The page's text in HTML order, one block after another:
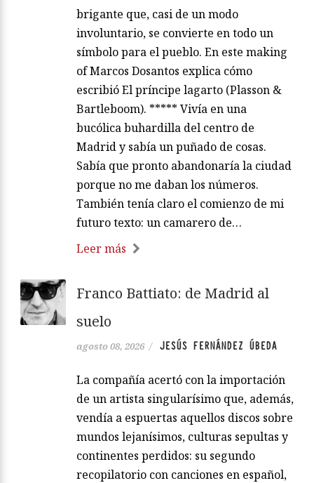
brigante que, casi de un modo
involuntario, se convierte en todo un
símbolo para el pueblo. En este making
of Marcos Dosantos explica cómo
escribió El príncipe lagarto (Plasson &
Bartleboom). ***** Vivía en una
bucólica buhardilla del centro de
Madrid y sabía un puñado de cosas.
Sabía que pronto abandonaría la ciudad
porque no me daban los números.
También tenía claro el comienzo de mi
futuro texto: un camarero de…
Leer más
Franco Battiato: de Madrid al
suelo
agosto 08, 2026 / JESÚS FERNÁNDEZ ÚBEDA
La compañía acertó con la importación
de un artista singularísimo que, además,
vendía a espuertas aquellos discos sobre
mundos lejanísimos, culturas sepultas y
continentes perdidos: su segundo
recopilatorio con canciones en español,